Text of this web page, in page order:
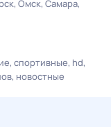
Омск Самара
спортивные hd
новостные